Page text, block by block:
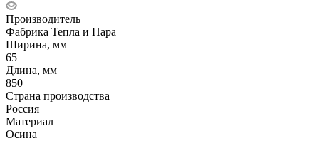
Производитель
Фабрика Тепла и Пара
Ширина, мм
65
Длина, мм
850
Страна производства
Россия
Материал
Осина